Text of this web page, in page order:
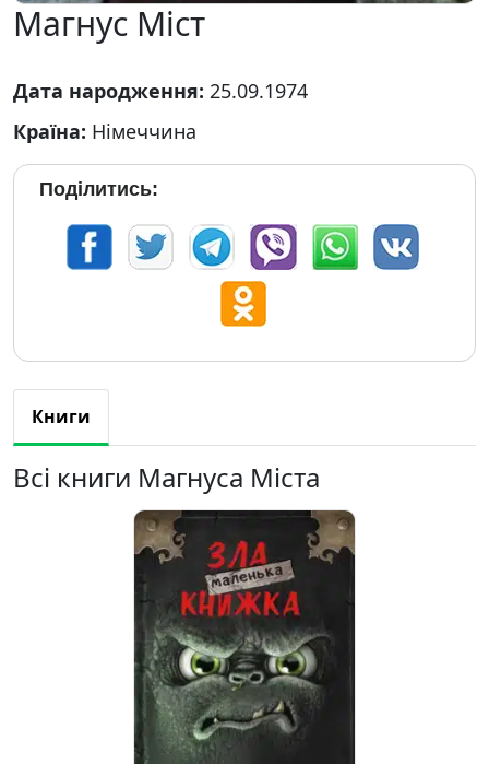
Магнус Міст
Дата народження: 25.09.1974
Країна: Німеччина
Поділитись:
Книги
Всі книги Магнуса Міста